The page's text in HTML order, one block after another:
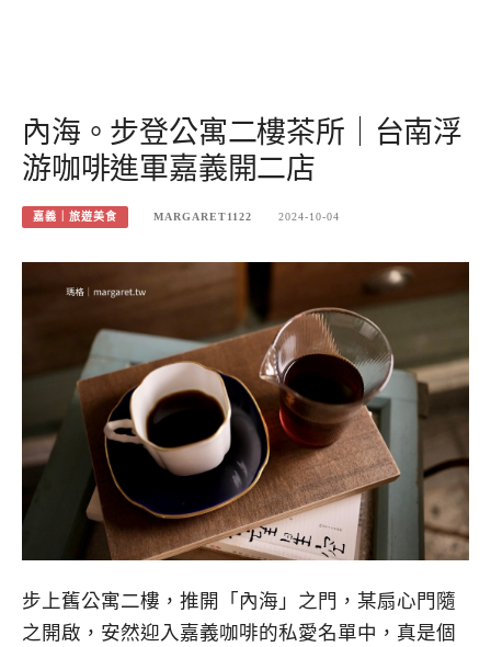
內海。步登公寓二樓茶所｜台南浮
游咖啡進軍嘉義開二店
嘉義｜旅遊美食 MARGARET1122 2024-10-04
步上舊公寓二樓，推開「內海」之門，某扇心門隨
之開啟，安然迎入嘉義咖啡的私愛名單中，真是個